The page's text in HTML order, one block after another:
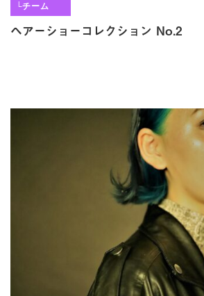
└チーム
ヘアーショーコレクション No.2